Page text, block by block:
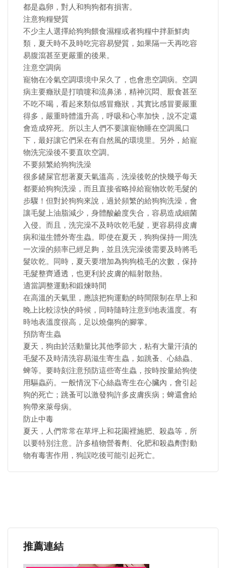
都是蟲卵，對人和狗狗都有損害。
注意狗糧變質
不少主人選擇給狗狗餵食濕糧或者狗糧中拌新鮮肉
類，夏天時不及時吃完容易變質，如果隔一天再吃容
易腹瀉甚至更嚴重的後果。
注意空調病
寵物在冷氣空調環境中呆久了，也會患空調病。空調
病主要癥狀是打噴嚏和流鼻涕，精神沉悶、厭食甚至
不吃不喝，看起來類似感冒癥狀，其實比感冒要嚴重
得多，嚴重時體溫升高，呼吸和心率加快，說不定還
會造成猝死。所以主人們不要讓寵物睡在空調風口
下，最好讓它們呆在有自然風的環境里。另外，給寵
物洗完澡後不要直吹空調。
不要頻繁給狗狗洗澡
很多鏟屎官想著夏天氣溫高，洗澡後乾的快幾乎每天
都要給狗狗洗澡，而且直接省略掉給寵物吹乾毛髮的
步驟！但對於狗狗來說，過於頻繁的給狗狗洗澡，會
讓毛髮上油脂減少，身體酸鹼度失合，容易造成細菌
入侵。而且，洗完澡不及時吹乾毛髮，更容易得皮膚
病和滋生體外寄生蟲。即使在夏天，狗狗保持一周洗
一次澡的頻率已經足夠，並且洗完澡後需要及時將毛
髮吹乾。同時，夏天要增加為狗狗梳毛的次數，保持
毛髮整齊通透，也更利於皮膚的輻射散熱。
適當調整運動和鍛煉時間
在高溫的天氣里，應該把狗運動的時間限制在早上和
晚上比較涼快的時候，同時隨時注意到地表溫度。有
時地表溫度很高，足以燒傷狗的腳掌。
預防寄生蟲
夏天，狗由於活動量比其他季節大，粘有大量汗漬的
毛髮不及時清洗容易滋生寄生蟲，如跳蚤、心絲蟲、
蜱等。要時刻注意預防這些寄生蟲，按時按量給狗使
用驅蟲葯。一般情況下心絲蟲寄生在心臟內，會引起
狗的死亡；跳蚤可以激發狗許多皮膚疾病；蜱還會給
狗帶來萊母病。
防止中毒
夏天，人們常常在草坪上和花園裡施肥、殺蟲等，所
以要特別注意。許多植物營養劑、化肥和殺蟲劑對動
物有毒害作用，狗誤吃後可能引起死亡。
推薦連結